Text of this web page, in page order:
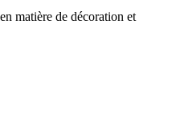
matière de décoration et